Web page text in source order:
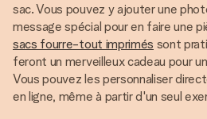
sac. Vous pouvez y ajouter une
message spécial pour en faire une
sacs fourre-tout imprimés sont
feront un merveilleux cadeau pour
Vous pouvez les personnaliser
en ligne, même à partir d'un seul